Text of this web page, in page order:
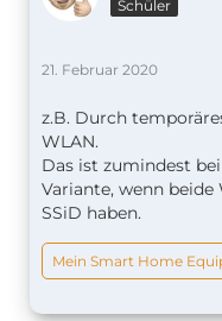
Schüler
21. Februar 2020
z.B. Durch
WLAN.
Das ist zumindest
Variante, wenn
SSiD haben.
Mein Smart Home